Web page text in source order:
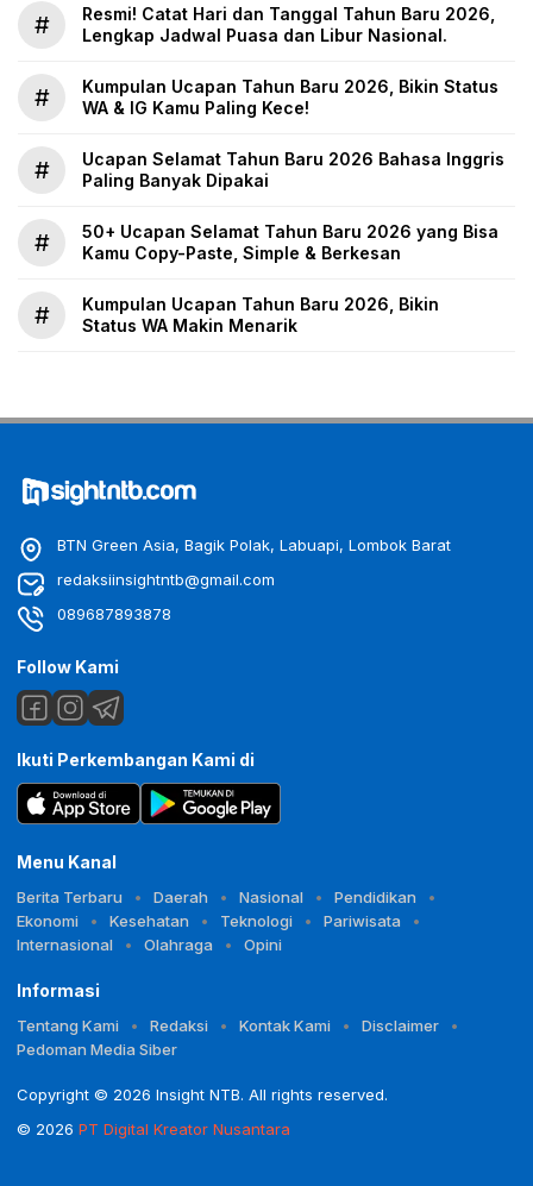
#
Resmi! Catat Hari dan Tanggal Tahun Baru 2026,
Lengkap Jadwal Puasa dan Libur Nasional.
#
Kumpulan Ucapan Tahun Baru 2026, Bikin Status
WA & IG Kamu Paling Kece!
#
Ucapan Selamat Tahun Baru 2026 Bahasa Inggris
Paling Banyak Dipakai
#
50+ Ucapan Selamat Tahun Baru 2026 yang Bisa
Kamu Copy-Paste, Simple & Berkesan
#
Kumpulan Ucapan Tahun Baru 2026, Bikin
Status WA Makin Menarik
BTN Green Asia, Bagik Polak, Labuapi, Lombok Barat
redaksiinsightntb@gmail.com
089687893878
Follow Kami
Ikuti Perkembangan Kami di
Menu Kanal
Berita Terbaru Daerah Nasional
Pendidikan
Ekonomi
Kesehatan Teknologi
Pariwisata
Internasional
Olahraga Opini
Informasi
Tentang Kami Redaksi Kontak Kami
Disclaimer
Pedoman Media Siber
Copyright © 2026 Insight NTB. All rights reserved.
© 2026 PT Digital Kreator Nusantara